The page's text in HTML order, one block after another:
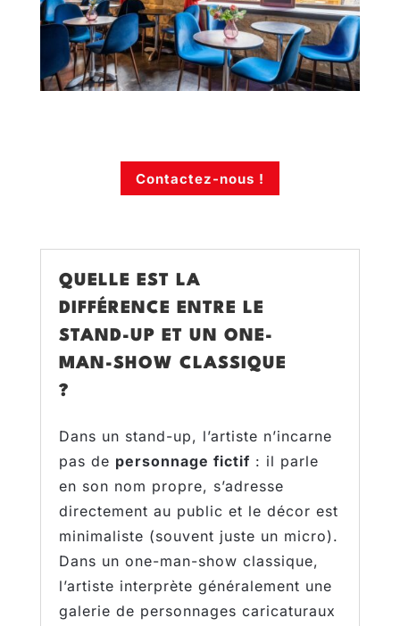
Contactez-nous !
QUELLE EST LA
DIFFÉRENCE ENTRE LE
STAND-UP ET UN ONE-
MAN-SHOW CLASSIQUE
?
Dans un stand-up, l’artiste n’incarne
pas de personnage fictif : il parle
en son nom propre, s’adresse
directement au public et le décor est
minimaliste (souvent juste un micro).
Dans un one-man-show classique,
l’artiste interprète généralement une
galerie de personnages caricaturaux